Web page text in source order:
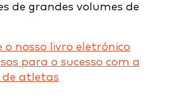
de grandes volumes de
o nosso livro eletrónico
para o sucesso com a
de atletas